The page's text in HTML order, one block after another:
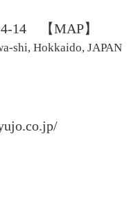
4-14 【MAP】
shi, Hokkaido, JAPAN